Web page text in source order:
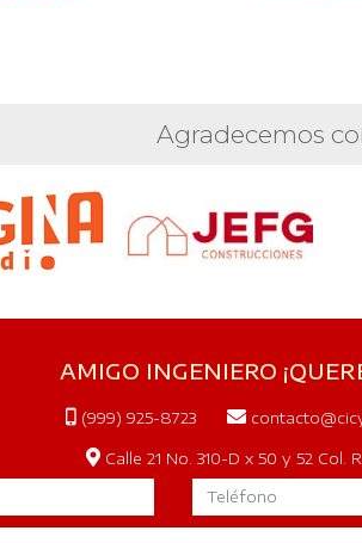
Agradecemos
AMIGO INGENIERO
(999) 925-8723
Calle 21 No. 310-D x 50 y 52 Col.